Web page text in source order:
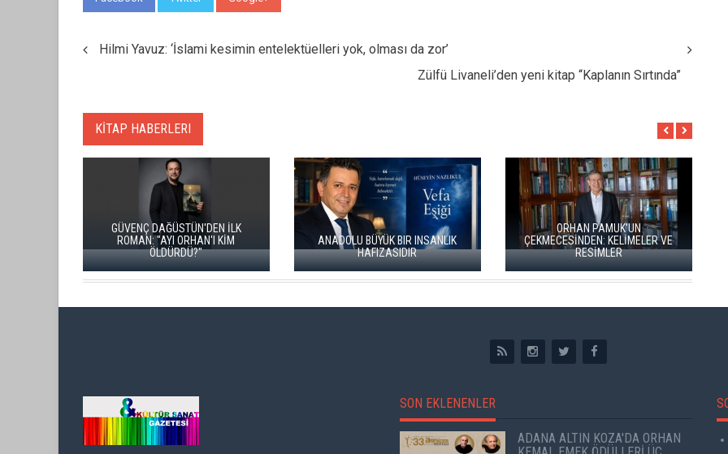
Hilmi Yavuz: ‘İslami kesimin entelektüelleri yok, olması da zor’
Zülfü Livaneli’den yeni kitap “Kaplanın Sırtında”
KİTAP HABERLERI
GÜVENÇ DAĞÜSTÜN'DEN İLK
ROMAN: "AYI ORHAN'I KİM
ÖLDÜRDÜ?"
ANADOLU BÜYÜK BIR INSANLIK
HAFIZASIDIR
ORHAN PAMUK'UN
ÇEKMECESİNDEN: KELİMELER VE
RESİMLER
İKİ KİTAP VE
SON EKLENENLER
ADANA ALTIN KOZA'DA ORHAN